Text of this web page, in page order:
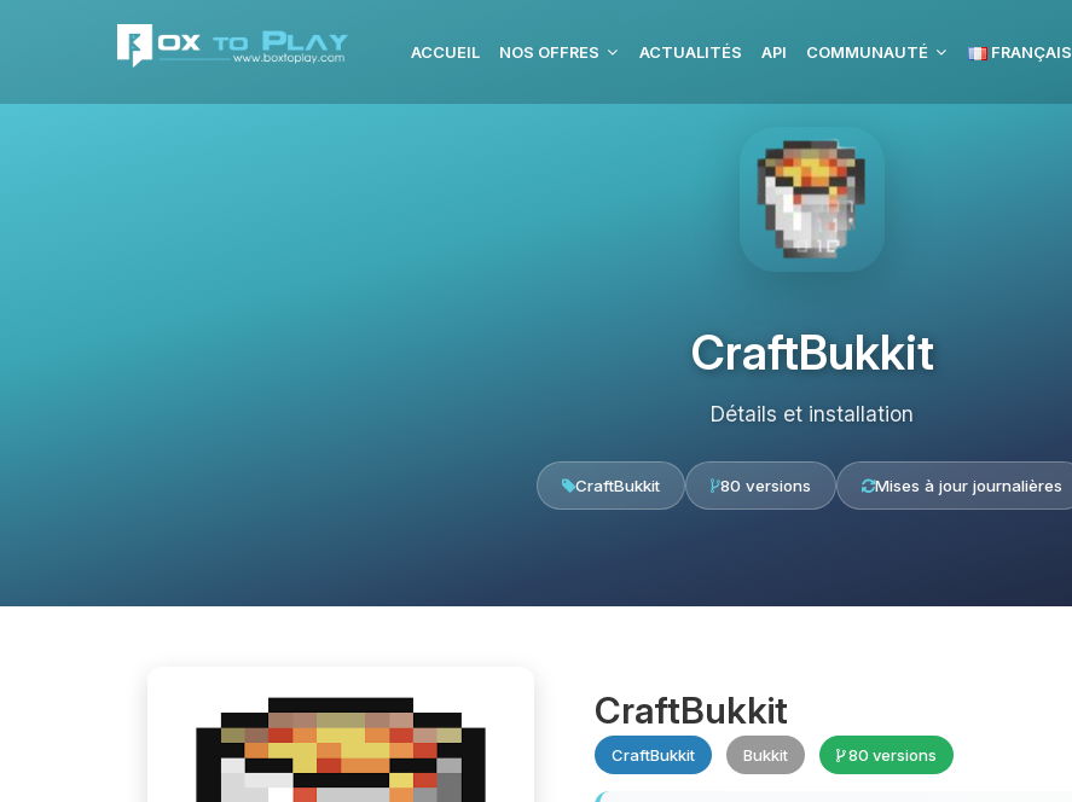
ACCUEIL NOS OFFRES ACTUALITÉS API COMMUNAUTÉ FRANÇAIS
CraftBukkit
Détails et installation
CraftBukkit 80 versions Mises à jour journalières
CraftBukkit
CraftBukkit Bukkit 80 versions